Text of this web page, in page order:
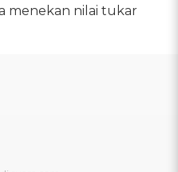
menekan nilai tukar